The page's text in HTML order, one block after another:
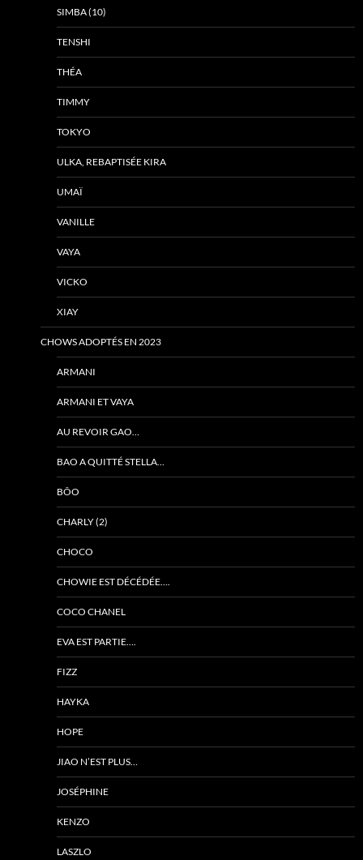
SIMBA (10)
TENSHI
THÉA
TIMMY
TOKYO
ULKA, REBAPTISÉE KIRA
UMAÏ
VANILLE
VAYA
VICKO
XIAY
CHOWS ADOPTÉS EN 2023
ARMANI
ARMANI ET VAYA
AU REVOIR GAO…
BAO A QUITTÉ STELLA…
BÔO
CHARLY (2)
CHOCO
CHOWIE EST DÉCÉDÉE….
COCO CHANEL
EVA EST PARTIE….
FIZZ
HAYKA
HOPE
JIAO N’EST PLUS…
JOSÉPHINE
KENZO
LASZLO